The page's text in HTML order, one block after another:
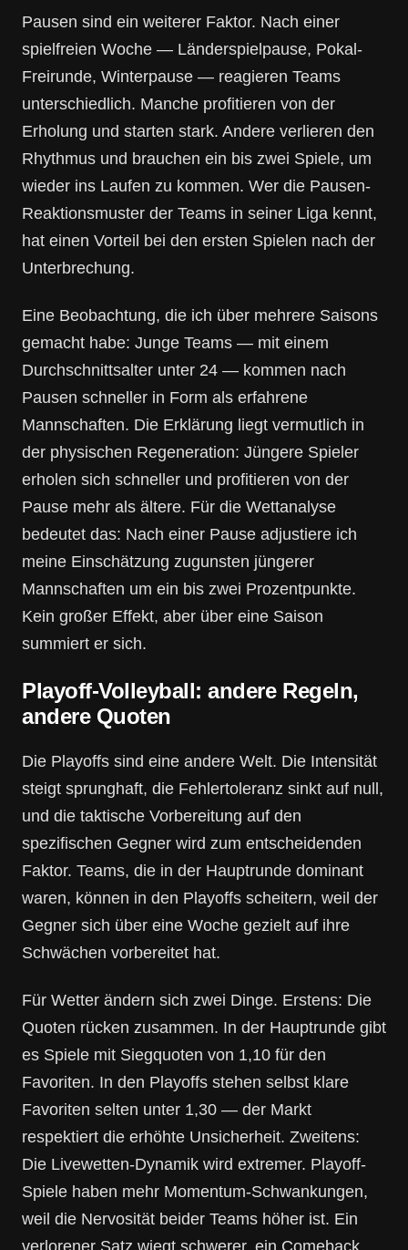
Pausen sind ein weiterer Faktor. Nach einer
spielfreien Woche — Länderspielpause, Pokal-
Freirunde, Winterpause — reagieren Teams
unterschiedlich. Manche profitieren von der
Erholung und starten stark. Andere verlieren den
Rhythmus und brauchen ein bis zwei Spiele, um
wieder ins Laufen zu kommen. Wer die Pausen-
Reaktionsmuster der Teams in seiner Liga kennt,
hat einen Vorteil bei den ersten Spielen nach der
Unterbrechung.
Eine Beobachtung, die ich über mehrere Saisons
gemacht habe: Junge Teams — mit einem
Durchschnittsalter unter 24 — kommen nach
Pausen schneller in Form als erfahrene
Mannschaften. Die Erklärung liegt vermutlich in
der physischen Regeneration: Jüngere Spieler
erholen sich schneller und profitieren von der
Pause mehr als ältere. Für die Wettanalyse
bedeutet das: Nach einer Pause adjustiere ich
meine Einschätzung zugunsten jüngerer
Mannschaften um ein bis zwei Prozentpunkte.
Kein großer Effekt, aber über eine Saison
summiert er sich.
Playoff-Volleyball: andere Regeln,
andere Quoten
Die Playoffs sind eine andere Welt. Die Intensität
steigt sprunghaft, die Fehlertoleranz sinkt auf null,
und die taktische Vorbereitung auf den
spezifischen Gegner wird zum entscheidenden
Faktor. Teams, die in der Hauptrunde dominant
waren, können in den Playoffs scheitern, weil der
Gegner sich über eine Woche gezielt auf ihre
Schwächen vorbereitet hat.
Für Wetter ändern sich zwei Dinge. Erstens: Die
Quoten rücken zusammen. In der Hauptrunde gibt
es Spiele mit Siegquoten von 1,10 für den
Favoriten. In den Playoffs stehen selbst klare
Favoriten selten unter 1,30 — der Markt
respektiert die erhöhte Unsicherheit. Zweitens:
Die Livewetten-Dynamik wird extremer. Playoff-
Spiele haben mehr Momentum-Schwankungen,
weil die Nervosität beider Teams höher ist. Ein